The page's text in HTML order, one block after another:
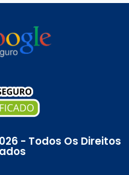
- Todos Os Direitos